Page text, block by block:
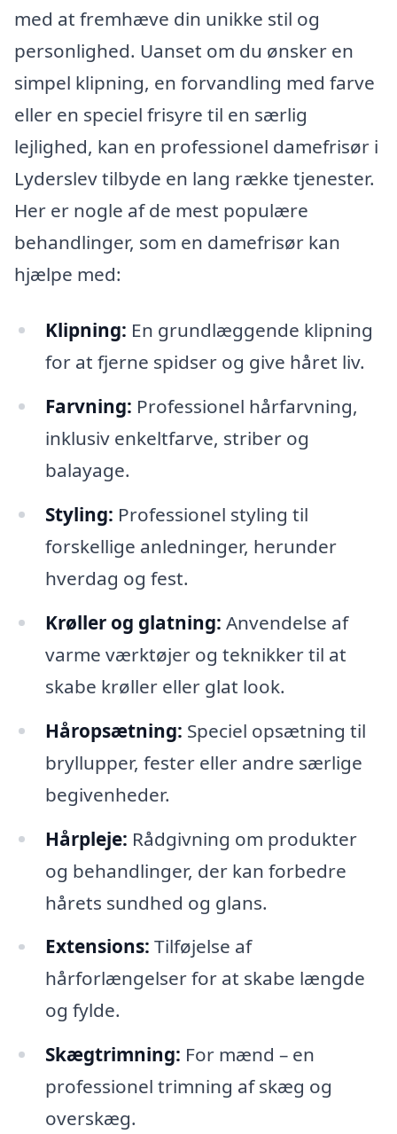
med at fremhæve din unikke stil og
personlighed. Uanset om du ønsker en
simpel klipning, en forvandling med farve
eller en speciel frisyre til en særlig
lejlighed, kan en professionel damefrisør i
Lyderslev tilbyde en lang række tjenester.
Her er nogle af de mest populære
behandlinger, som en damefrisør kan
hjælpe med:
Klipning: En grundlæggende klipning
for at fjerne spidser og give håret liv.
Farvning: Professionel hårfarvning,
inklusiv enkeltfarve, striber og
balayage.
Styling: Professionel styling til
forskellige anledninger, herunder
hverdag og fest.
Krøller og glatning: Anvendelse af
varme værktøjer og teknikker til at
skabe krøller eller glat look.
Håropsætning: Speciel opsætning til
bryllupper, fester eller andre særlige
begivenheder.
Hårpleje: Rådgivning om produkter
og behandlinger, der kan forbedre
hårets sundhed og glans.
Extensions: Tilføjelse af
hårforlængelser for at skabe længde
og fylde.
Skægtrimning: For mænd – en
professionel trimning af skæg og
overskæg.